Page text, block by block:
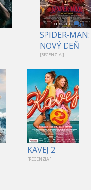
1
SPIDER-MAN:
NOVÝ DEŇ
[RECENZIA ]
KAVEJ 2
[RECENZIA ]